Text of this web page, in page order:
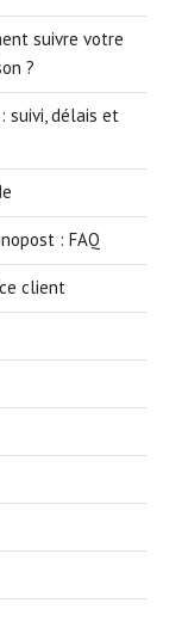
suivre votre
?
: suivi, délais et
: FAQ
client